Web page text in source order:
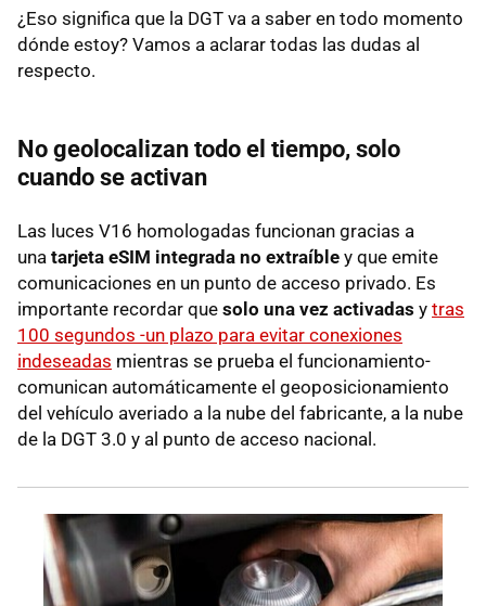
¿Eso significa que la DGT va a saber en todo momento
dónde estoy? Vamos a aclarar todas las dudas al
respecto.
No geolocalizan todo el tiempo, solo
cuando se activan
Las luces V16 homologadas funcionan gracias a
una tarjeta eSIM integrada no extraíble y que emite
comunicaciones en un punto de acceso privado. Es
importante recordar que solo una vez activadas y tras
100 segundos -un plazo para evitar conexiones
indeseadas mientras se prueba el funcionamiento-
comunican automáticamente el geoposicionamiento
del vehículo averiado a la nube del fabricante, a la nube
de la DGT 3.0 y al punto de acceso nacional.